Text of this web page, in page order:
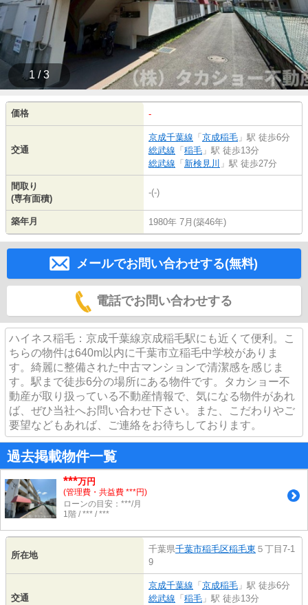
1 / 3
価格 -
交通
京成千葉線 「 京成稲毛 」駅 徒歩6分
総武線 「 稲毛 」駅 徒歩13分
総武線 「 新検見川 」駅 徒歩27分
間取り
(専有面積)
-(-)
築年月 1980年 7月(築46年)
メールでお問い合わせする(無料)
電話でお問い合わせする
ハイネス稲毛：京成千葉線京成稲毛駅にも近くて便利。こ
ちらの物件は640m以内に千葉市立稲毛中学校がありま
す。綺麗に整備された中古マンションで清潔感を感じま
す。駅まで徒歩6分の場所にある物件です。タカショー不
動産が取り扱っている不動産情報で、気になる物件があれ
ば、ぜひ当社へお問い合わせ下さい。また、こだわりやご
要望などもあれば、ご連絡をお待ちしております。
過去掲載物件一覧
***万円
(管理費・共益費 ***円)
ローンの目安：***/月
1階 / *** / ***
所在地
千葉県千葉市稲毛区稲毛東 ５丁目7-1
9
交通
京成千葉線 「 京成稲毛 」駅 徒歩6分
総武線 「 稲毛 」駅 徒歩13分